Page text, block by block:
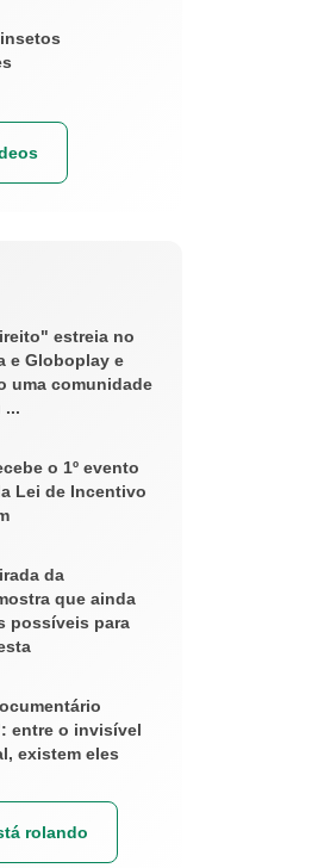
estreia no
e Globoplay e
uma comunidade
...
o 1º evento
Lei de Incentivo
da
que ainda
possíveis para
entre o invisível
existem eles
rolando